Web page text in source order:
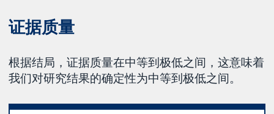
证据质量
根据结局，证据质量在中等到极低之间，这意味着
我们对研究结果的确定性为中等到极低之间。